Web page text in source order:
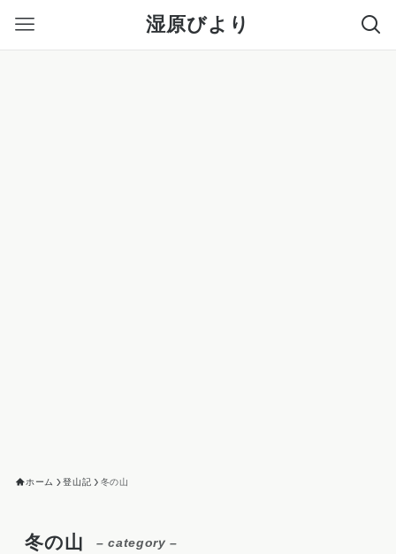
湿原びより
ホーム 登山記 冬の山
冬の山 – category –